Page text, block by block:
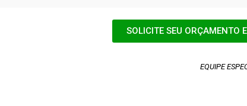
SOLICITE SEU ORÇAMENTO
EQUIPE